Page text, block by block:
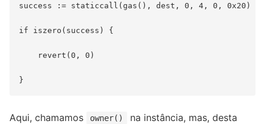
success := staticcall(gas(), dest, 0, 4, 0, 0x20)
if iszero(success) {
    revert(0, 0)
Aqui, chamamos owner()
na instância, mas, desta